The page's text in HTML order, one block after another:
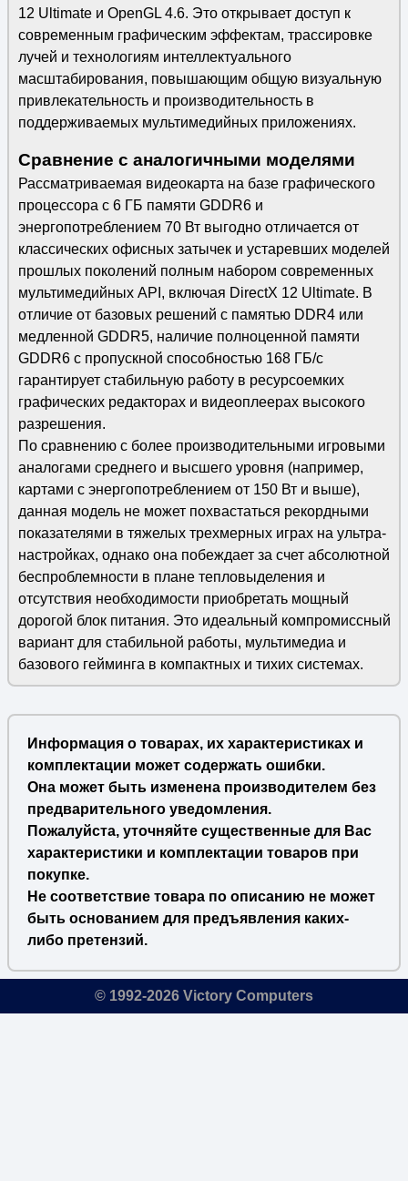
12 Ultimate и OpenGL 4.6. Это открывает доступ к
современным графическим эффектам, трассировке
лучей и технологиям интеллектуального
масштабирования, повышающим общую визуальную
привлекательность и производительность в
поддерживаемых мультимедийных приложениях.
Сравнение с аналогичными моделями
Рассматриваемая видеокарта на базе графического
процессора с 6 ГБ памяти GDDR6 и
энергопотреблением 70 Вт выгодно отличается от
классических офисных затычек и устаревших моделей
прошлых поколений полным набором современных
мультимедийных API, включая DirectX 12 Ultimate. В
отличие от базовых решений с памятью DDR4 или
медленной GDDR5, наличие полноценной памяти
GDDR6 с пропускной способностью 168 ГБ/с
гарантирует стабильную работу в ресурсоемких
графических редакторах и видеоплеерах высокого
разрешения.
По сравнению с более производительными игровыми
аналогами среднего и высшего уровня (например,
картами с энергопотреблением от 150 Вт и выше),
данная модель не может похвастаться рекордными
показателями в тяжелых трехмерных играх на ультра-
настройках, однако она побеждает за счет абсолютной
беспроблемности в плане тепловыделения и
отсутствия необходимости приобретать мощный
дорогой блок питания. Это идеальный компромиссный
вариант для стабильной работы, мультимедиа и
базового гейминга в компактных и тихих системах.
Информация о товарах, их характеристиках и
комплектации может содержать ошибки.
Она может быть изменена производителем без
предварительного уведомления.
Пожалуйста, уточняйте существенные для Вас
характеристики и комплектации товаров при
покупке.
Не соответствие товара по описанию не может
быть основанием для предъявления каких-
либо претензий.
© 1992-2026 Victory Computers